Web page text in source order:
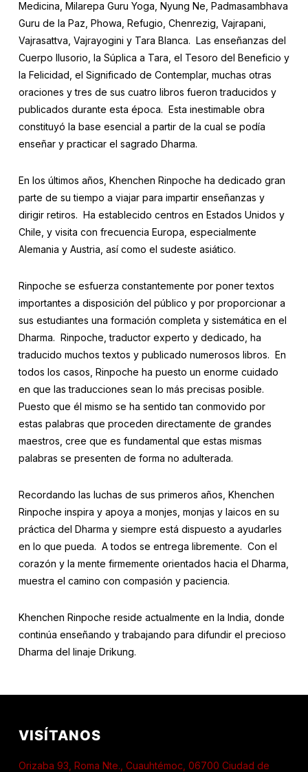
Medicina, Milarepa Guru Yoga, Nyung Ne, Padmasambhava
Guru de la Paz, Phowa, Refugio, Chenrezig, Vajrapani,
Vajrasattva, Vajrayogini y Tara Blanca. Las enseñanzas del
Cuerpo Ilusorio, la Súplica a Tara, el Tesoro del Beneficio y
la Felicidad, el Significado de Contemplar, muchas otras
oraciones y tres de sus cuatro libros fueron traducidos y
publicados durante esta época. Esta inestimable obra
constituyó la base esencial a partir de la cual se podía
enseñar y practicar el sagrado Dharma.
En los últimos años, Khenchen Rinpoche ha dedicado gran
parte de su tiempo a viajar para impartir enseñanzas y
dirigir retiros. Ha establecido centros en Estados Unidos y
Chile, y visita con frecuencia Europa, especialmente
Alemania y Austria, así como el sudeste asiático.
Rinpoche se esfuerza constantemente por poner textos
importantes a disposición del público y por proporcionar a
sus estudiantes una formación completa y sistemática en el
Dharma. Rinpoche, traductor experto y dedicado, ha
traducido muchos textos y publicado numerosos libros. En
todos los casos, Rinpoche ha puesto un enorme cuidado
en que las traducciones sean lo más precisas posible.
Puesto que él mismo se ha sentido tan conmovido por
estas palabras que proceden directamente de grandes
maestros, cree que es fundamental que estas mismas
palabras se presenten de forma no adulterada.
Recordando las luchas de sus primeros años, Khenchen
Rinpoche inspira y apoya a monjes, monjas y laicos en su
práctica del Dharma y siempre está dispuesto a ayudarles
en lo que pueda. A todos se entrega libremente. Con el
corazón y la mente firmemente orientados hacia el Dharma,
muestra el camino con compasión y paciencia.
Khenchen Rinpoche reside actualmente en la India, donde
continúa enseñando y trabajando para difundir el precioso
Dharma del linaje Drikung.
VISÍTANOS
Orizaba 93, Roma Nte., Cuauhtémoc, 06700 Ciudad de